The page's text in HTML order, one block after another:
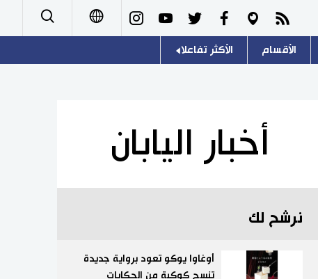
Русский
الأقسام
تجارب وآراء
سياسة
اقتصاد
مجتمع
الأكثر تفاعلا
هو وهي
المطبخ الياباني
أخبار اليابان
نرشح لك
أوغاوا يوكو تعود برواية جديدة
تنسج كوكبة من الحكايات